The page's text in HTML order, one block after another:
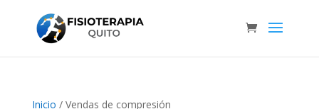
Inicio / Vendas de compresión